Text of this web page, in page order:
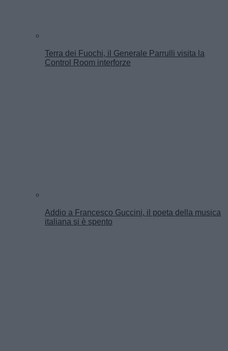
Terra dei Fuochi, il Generale Parrulli visita la
Control Room interforze
Addio a Francesco Guccini, il poeta della musica
italiana si è spento